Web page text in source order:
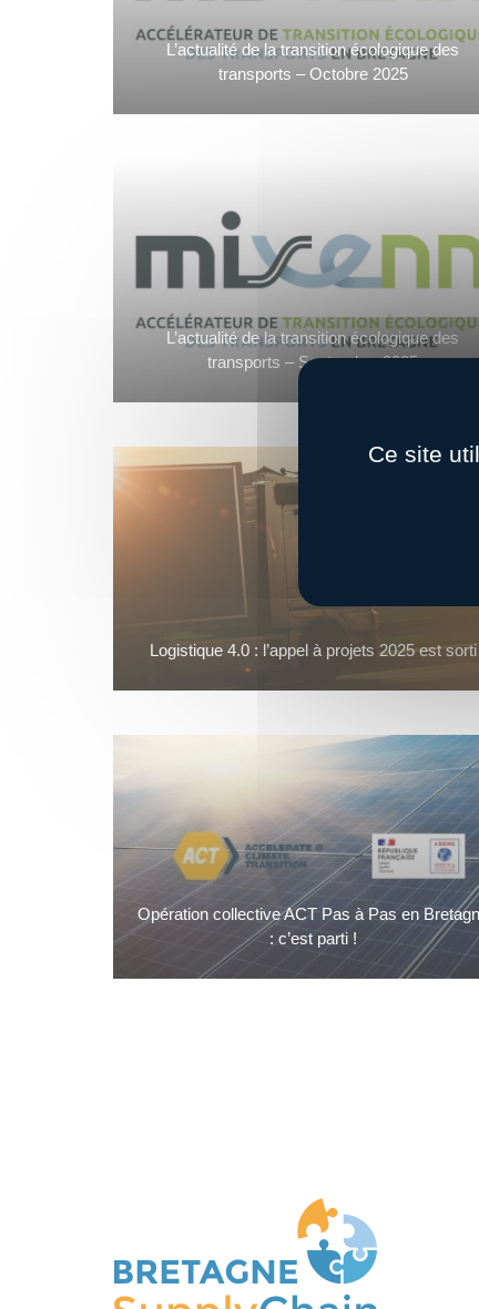
L’actualité de la transition écologique des
transports – Octobre 2025
L’actualité de la transition écologique des
transports – Septembre 2025
Logistique 4.0 : l’appel à projets 2025 est sorti
Opération collective ACT Pas à Pas en
: c’est parti !
Ce site